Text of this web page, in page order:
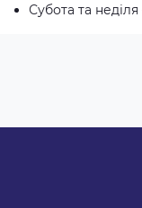
Субота та неділя